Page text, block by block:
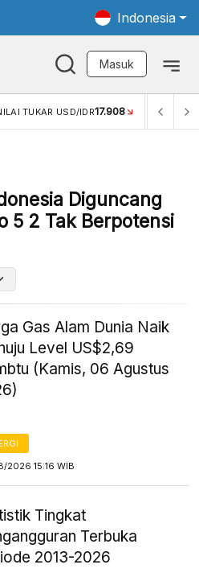
Indonesia
Masuk
INFLASI YOY (JUL)2,88% INFLASI
Diguncang
5 2 Tak Berpotensi
Gas Alam Dunia Naik
Level US$2,69
(Kamis, 06 Agustus
2026 15:16 WIB
Tingkat
Terbuka
2013-2026